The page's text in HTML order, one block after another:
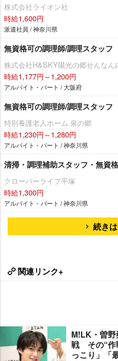
株式会社ライオン社
時給1,600円
派遣社員 / 神奈川県
無資格可の調理師/調理スタッフ
株式会社H&SKY陽光の郷せんなん
時給1,177円～1,200円
アルバイト・パート / 大阪府
無資格可の調理師/調理スタッフ
特別養護老人ホーム 泉の郷
時給1,230円～1,280円
アルバイト・パート / 神奈川県
清掃・調理補助スタッフ・無資
クローバーライフ平塚
時給1,300円
アルバイト・パート / 神奈川県
続き
関連リンク+
M!LK・曽
戦 その“作
っこり」「